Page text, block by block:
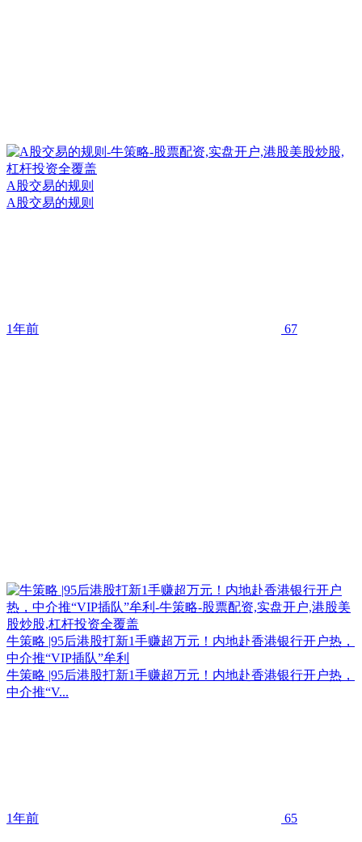
A股交易的规则
A股交易的规则
1年前 67
牛策略 |95后港股打新1手赚超万元！内地赴香港银行开户热，
中介推“VIP插队”牟利
牛策略 |95后港股打新1手赚超万元！内地赴香港银行开户热，
中介推“V...
1年前 65